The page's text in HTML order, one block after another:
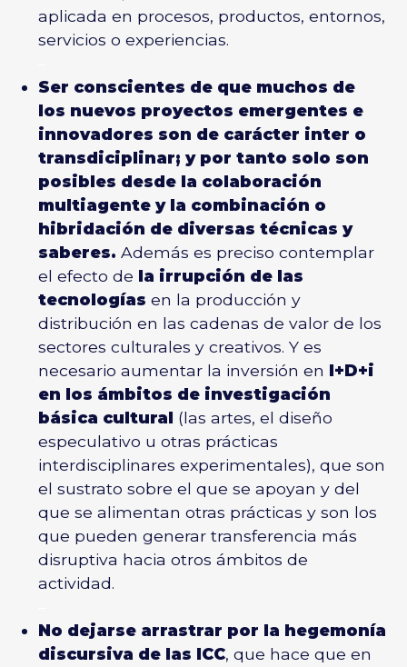
aplicada en procesos, productos, entornos,
servicios o experiencias.
Ser conscientes de que muchos de
los nuevos proyectos emergentes e
innovadores son de carácter inter o
transdiciplinar; y por tanto solo son
posibles desde la colaboración
multiagente y la combinación o
hibridación de diversas técnicas y
saberes.Además es preciso contemplar
el efecto de la irrupción de las
tecnologías en la producción y
distribución en las cadenas de valor de los
sectores culturales y creativos. Y es
necesario aumentar la inversión en I+D+i
en los ámbitos de investigación
básica cultural (las artes, el diseño
especulativo u otras prácticas
interdisciplinares experimentales), que son
el sustrato sobre el que se apoyan y del
que se alimentan otras prácticas y son los
que pueden generar transferencia más
disruptiva hacia otros ámbitos de
actividad.
No dejarse arrastrar por la hegemonía
discursiva de las ICC, que hace que en